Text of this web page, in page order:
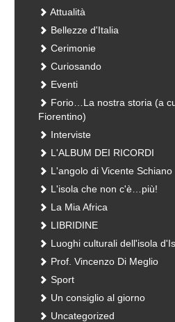
Attualità
Bellezze d'Italia
Cerimonie
Curiosando
Eventi
Forio…La nostra storia (a
Fiorentino)
Interviste
L'ALBUM DEI RICORDI
L'angolo di Vicente Schiano
L'isola che non c'è…più!
La Mia Africa
LIBRIDINE
Luoghi culturali dell'isola
Prof. Vincenzo Di Meglio
Sport
Un consiglio al giorno
Uncategorized